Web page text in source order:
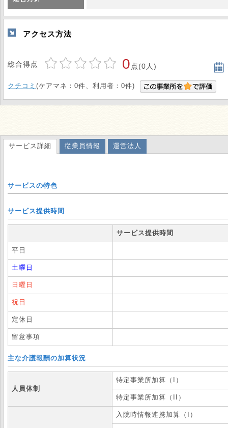
アクセス方法
総合得点 0 点(0人)
クチコミ (ケアマネ：0件、利用者：0件)
サービス詳細 従業員情報 運営法人
サービスの特色
サービス提供時間
サービス提供時間
平日
土曜日
日曜日
祝日
定休日
留意事項
主な介護報酬の加算状況
人員体制
特定事業所加算（I）
特定事業所加算（II）
入院時情報連携加算（I）